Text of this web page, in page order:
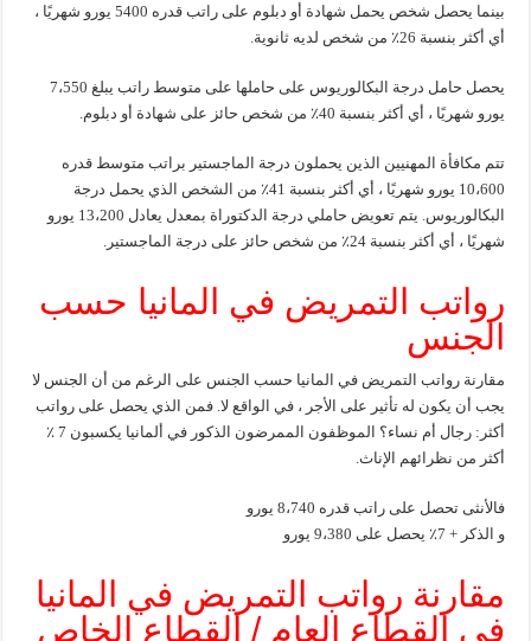
بينما يحصل شخص يحمل شهادة أو دبلوم على راتب قدره 5400 يورو شهريًا ،
أي أكثر بنسبة 26٪ من شخص لديه ثانوية.
يحصل حامل درجة البكالوريوس على حاملها على متوسط ​​راتب يبلغ 7،550
يورو شهريًا ، أي أكثر بنسبة 40٪ من شخص حائز على شهادة أو دبلوم.
تتم مكافأة المهنيين الذين يحملون درجة الماجستير براتب متوسط ​​قدره
10،600 يورو شهريًا ، أي أكثر بنسبة 41٪ من الشخص الذي يحمل درجة
البكالوريوس. يتم تعويض حاملي درجة الدكتوراة بمعدل يعادل 13،200 يورو
شهريًا ، أي أكثر بنسبة 24٪ من شخص حائز على درجة الماجستير.
رواتب التمريض في المانيا حسب
الجنس
مقارنة رواتب التمريض في المانيا حسب الجنس على الرغم من أن الجنس لا
يجب أن يكون له تأثير على الأجر ، في الواقع لا. فمن الذي يحصل على رواتب
أكثر: رجال أم نساء؟ الموظفون الممرضون الذكور في ألمانيا يكسبون 7 ٪
أكثر من نظرائهم الإناث.
فالأنثى تحصل على راتب قدره 8،740 يورو
و الذكر + 7٪ يحصل على 9،380 يورو
مقارنة رواتب التمريض في المانيا
في القطاع العام / القطاع الخاص